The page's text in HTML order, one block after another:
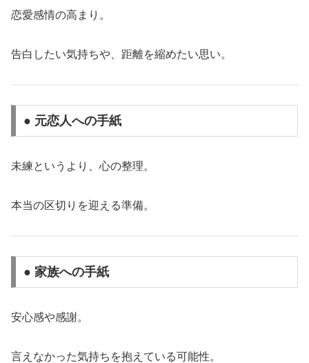
恋愛感情の高まり。
告白したい気持ちや、距離を縮めたい思い。
● 元恋人への手紙
未練というより、心の整理。
本当の区切りを迎える準備。
● 家族への手紙
安心感や感謝。
言えなかった気持ちを抱えている可能性。